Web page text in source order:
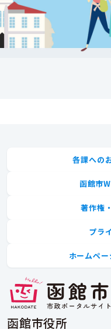
函館市役所
各課への
函館市
著作権
プラ
ホームペ